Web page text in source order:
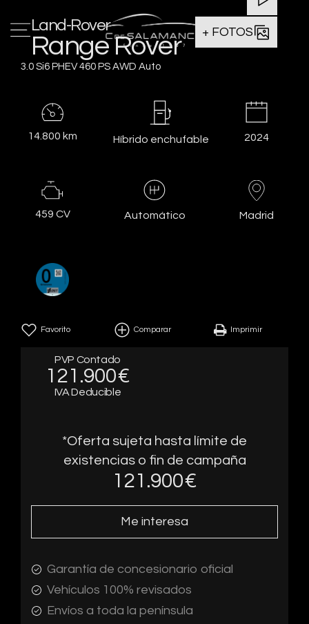
+ FOTOS
Land-Rover
Range Rover
3.0 Si6 PHEV 460 PS AWD Auto
14.800 km Híbrido enchufable 2024
459 CV Automático Madrid
Favorito Comparar Imprimir
PVP Contado
121.900€
IVA Deducible
*Oferta sujeta hasta límite de
existencias o fin de campaña
121.900€
Me interesa
Garantía de concesionario oficial
Vehículos 100% revisados
Envíos a toda la península